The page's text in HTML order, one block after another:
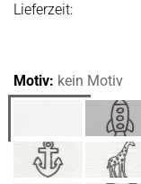
Lieferzeit:
Motiv: kein Motiv